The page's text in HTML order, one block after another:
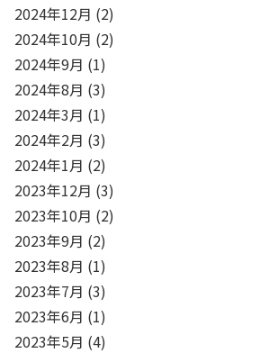
2024年12月 (2)
2024年10月 (2)
2024年9月 (1)
2024年8月 (3)
2024年3月 (1)
2024年2月 (3)
2024年1月 (2)
2023年12月 (3)
2023年10月 (2)
2023年9月 (2)
2023年8月 (1)
2023年7月 (3)
2023年6月 (1)
2023年5月 (4)